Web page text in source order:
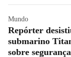
Mundo
Repórter
submarino
sobre segurança